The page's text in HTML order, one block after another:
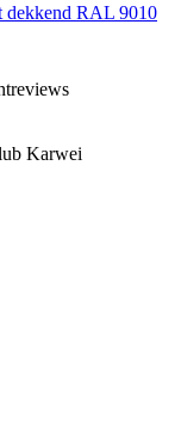
dekkend RAL 9010
Karwei